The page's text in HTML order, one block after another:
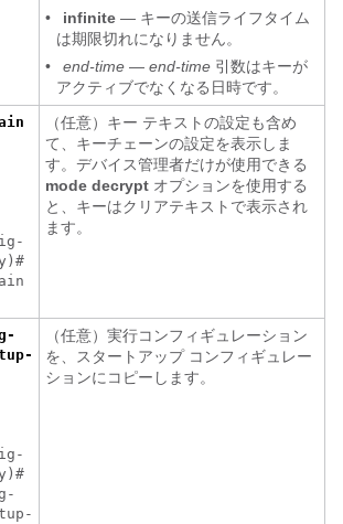
•
infinite ― キーの送信ライフタイム
は期限切れになりません。
•
end-time ― end-time 引数はキーが
アクティブでなくなる日時です。
（任意）キー テキストの設定も含め
て、キーチェーンの設定を表示しま
す。デバイス管理者だけが使用できる
mode decrypt オプションを使用する
と、キーはクリアテキストで表示され
ます。
（任意）実行コンフィギュレーション
を、スタートアップ コンフィギュレー
ションにコピーします。